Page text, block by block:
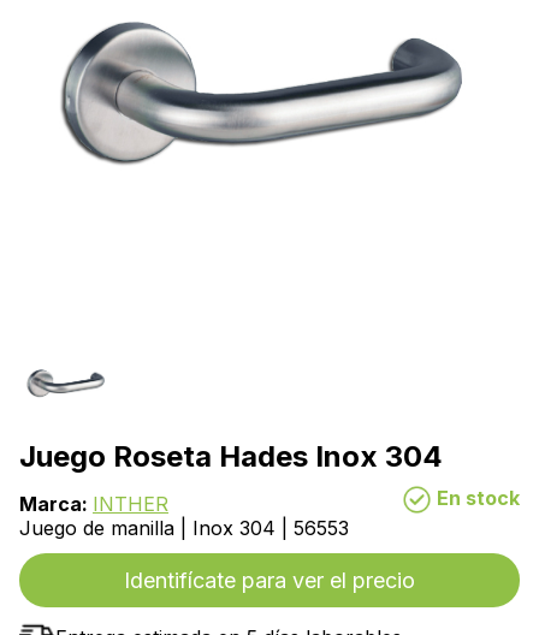
Juego Roseta Hades Inox 304
Marca: INTHER
En stock
Juego de manilla | Inox 304 | 56553
Identifícate para ver el precio